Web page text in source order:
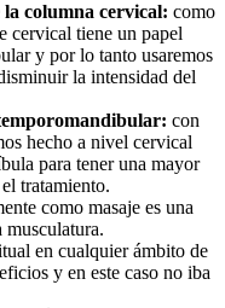
columna cervical: como
cervical tiene un papel
y por lo tanto usaremos
la intensidad del
con
hecho a nivel cervical
para tener una mayor
tratamiento.
como masaje es una
musculatura.
en cualquier ámbito de
y en este caso no iba